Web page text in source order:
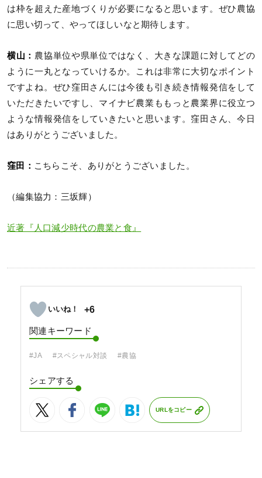
は枠を超えた産地づくりが必要になると思います。ぜひ農協
に思い切って、やってほしいなと期待します。
横山： 農協単位や県単位ではなく、大きな課題に対してどの
ように一丸となっていけるか。これは非常に大切なポイント
ですよね。ぜひ窪田さんには今後も引き続き情報発信をして
いただきたいですし、マイナビ農業ももっと農業界に役立つ
ような情報発信をしていきたいと思います。窪田さん、今日
はありがとうございました。
窪田： こちらこそ、ありがとうございました。
（編集協力：三坂輝）
近著『人口減少時代の農業と食』
+6
関連キーワード
#JA #スペシャル対談 #農協
シェアする
URLをコピー